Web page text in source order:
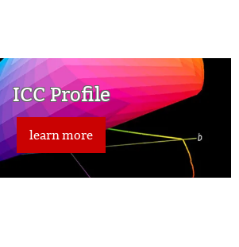
ICC Profile
learn more